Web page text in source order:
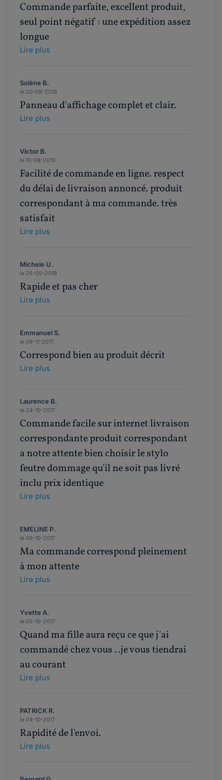
Commande parfaite, excellent produit,
seul point négatif : une expédition assez
longue
Lire plus
Solène B.
le 20-08-2019
Panneau d'affichage complet et clair.
Lire plus
Victor B.
le 10-08-2019
Facilité de commande en ligne. respect
du délai de livraison annoncé. produit
correspondant à ma commande. très
satisfait
Lire plus
Michele U.
le 25-05-2019
Rapide et pas cher
Lire plus
Emmanuel S.
le 09-11-2017
Correspond bien au produit décrit
Lire plus
Laurence B.
le 24-10-2017
Commande facile sur internet livraison
correspondante produit correspondant
a notre attente bien choisir le stylo
feutre dommage qu'il ne soit pas livré
inclu prix identique
Lire plus
EMELINE P.
le 06-10-2017
Ma commande correspond pleinement
à mon attente
Lire plus
Yvette A.
le 05-10-2017
Quand ma fille aura reçu ce que j'ai
commandé chez vous ..je vous tiendrai
au courant
Lire plus
PATRICK R.
le 04-10-2017
Rapidité de l'envoi.
Lire plus